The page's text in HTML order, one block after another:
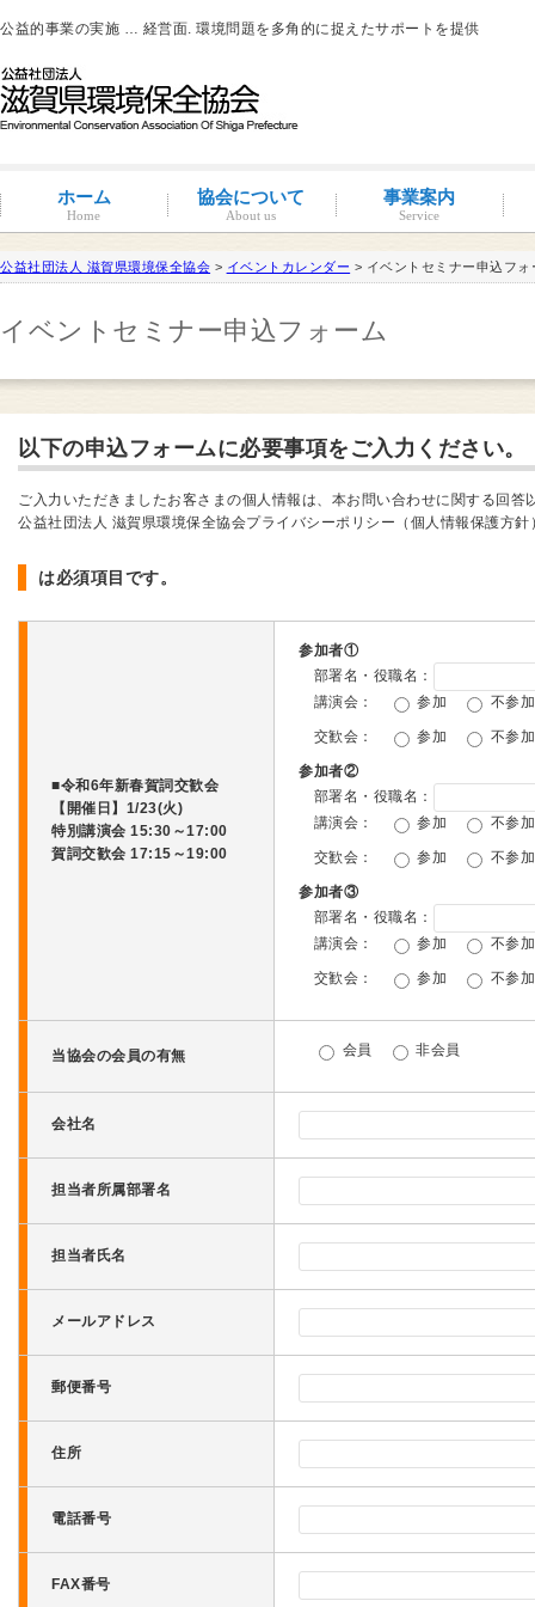
公益的事業の実施 … 経営面. 環境問題を多角的に捉えたサポートを提供
ホーム
Home
協会について
About us
概要と沿革
組織図・役員紹介
情報公開
コンプライアンス
事業案内
Service
コンプライアンス支援
地域連携事業
環境負荷低減活動支援
環境経営の支援
事業サポート
水処理分科会
派遣事業
水質
大気
土壌汚染
産業廃棄物
騒音・振動・悪臭防止
省エネルギー
ISO14001
その他
滋賀県条例関係
有機物分解装置
自動手洗い乾燥装置
新クリラック処理
会員一覧
入会案内
会員の特典
公益社団法人 滋賀県環境保全協会 > イベントカレンダー > イベントセミナー申込フォ
イベントセミナー申込フォーム
以下の申込フォームに必要事項をご入力ください。
ご入力いただきましたお客さまの個人情報は、本お問い合わせに関する回答
公益社団法人 滋賀県環境保全協会プライバシーポリシー（個人情報保護方針
は必須項目です。
■令和6年新春賀詞交歓会
【開催日】1/23(火)
特別講演会 15:30～17:00
賀詞交歓会 17:15～19:00
参加者①
部署名・役職名：
講演会：
参加 不参加
交歓会： 参加 不参加
参加者②
部署名・役職名：
講演会：
参加 不参加
交歓会： 参加 不参加
参加者③
部署名・役職名：
講演会：
参加 不参加
交歓会： 参加 不参加
当協会の会員の有無 会員 非会員
会社名
担当者所属部署名
担当者氏名
メールアドレス
郵便番号
住所
電話番号
FAX番号